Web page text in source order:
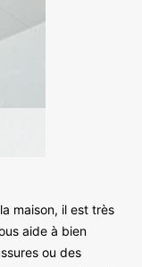
maison, il est très
aide à bien
ou des